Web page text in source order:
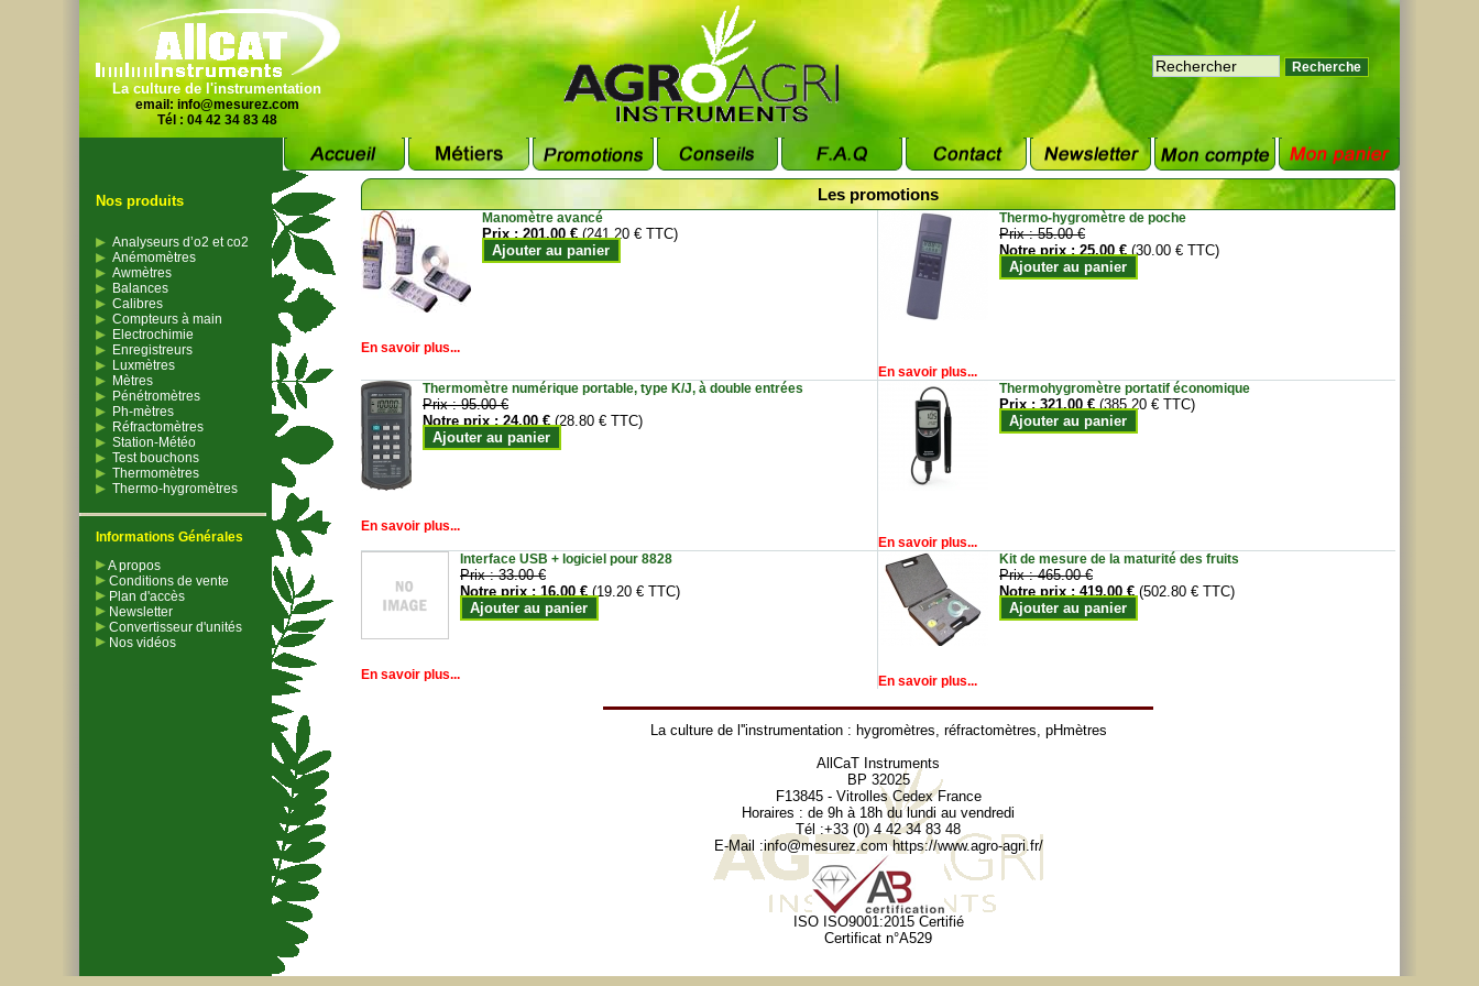
La culture de l'instrumentation
email: info@mesurez.com
Tél : 04 42 34 83 48
Nos produits
Analyseurs d’o2 et co2
Anémomètres
Awmètres
Balances
Calibres
Compteurs à main
Electrochimie
Enregistreurs
Luxmètres
Mètres
Pénétromètres
Ph-mètres
Réfractomètres
Station-Météo
Test bouchons
Thermomètres
Thermo-hygromètres
Informations Générales
A propos
Conditions de vente
Plan d'accès
Newsletter
Convertisseur d'unités
Nos vidéos
Les promotions
Manomètre avancé
Prix :201.00 € (241.20 € TTC)
Ajouter au panier
En savoir plus...
Thermo-hygromètre de poche
Prix :55.00 €
Notre prix :25.00 € (30.00 € TTC)
Ajouter au panier
En savoir plus...
Thermomètre numérique portable, type K/J, à double entrées
Prix :95.00 €
Notre prix :24.00 € (28.80 € TTC)
Ajouter au panier
En savoir plus...
Thermohygromètre portatif économique
Prix :321.00 € (385.20 € TTC)
Ajouter au panier
En savoir plus...
Interface USB + logiciel pour 8828
Prix :33.00 €
Notre prix :16.00 € (19.20 € TTC)
Ajouter au panier
En savoir plus...
Kit de mesure de la maturité des fruits
Prix :465.00 €
Notre prix :419.00 € (502.80 € TTC)
Ajouter au panier
En savoir plus...
La culture de l''instrumentation : hygromètres, réfractomètres, pHmètres
AllCaT Instruments
BP 32025
F13845 - Vitrolles Cedex France
Horaires : de 9h à 18h du lundi au vendredi
Tél :+33 (0) 4 42 34 83 48
E-Mail :info@mesurez.com https://www.agro-agri.fr/
ISO ISO9001:2015 Certifié
Certificat n°A529